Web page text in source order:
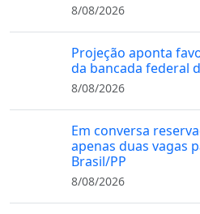
8/08/2026
Projeção aponta
da bancada federal
8/08/2026
Em conversa
apenas duas vagas
Brasil/PP
8/08/2026